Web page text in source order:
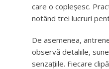
care o copleșesc.
notând trei lucruri
De asemenea,
observă detaliile,
senzațiile. Fiecare